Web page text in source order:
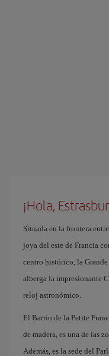
¡Hola,
Situada en la frontera
joya del este de Francia
centro histórico, la
alberga la impresionante
reloj astronómico.
El Barrio de la Petite
de madera, es una de las
Además, es la sede del